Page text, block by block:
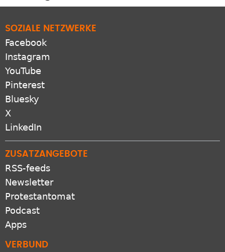
SOZIALE NETZWERKE
Facebook
Instagram
YouTube
Pinterest
Bluesky
X
LinkedIn
ZUSATZANGEBOTE
RSS-feeds
Newsletter
Protestantomat
Podcast
Apps
VERBUND